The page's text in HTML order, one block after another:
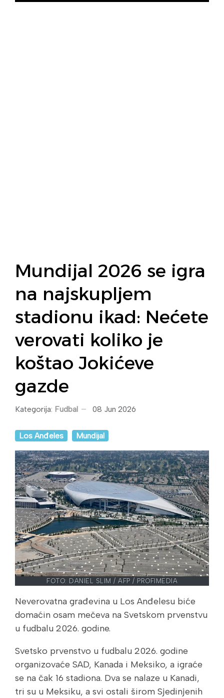
Mundijal 2026 se igra
na najskupljem
stadionu ikad: Nećete
verovati koliko je
koštao Jokićeve
gazde
Kategorija: Fudbal 08 Jun 2026
Los Anđeles Mundijal
FOTO: DANIEL SLIM / AFP / PROFIMEDIA
Neverovatna građevina u Los Anđelesu biće
domaćin osam mečeva na Svetskom prvenstvu
u fudbalu 2026. godine.
Svetsko prvenstvo u fudbalu 2026. godine
organizovaće SAD, Kanada i Meksiko, a igraće
se na čak 16 stadiona. Dva se nalaze u Kanadi,
tri su u Meksiku, a svi ostali širom Sjedinjenih